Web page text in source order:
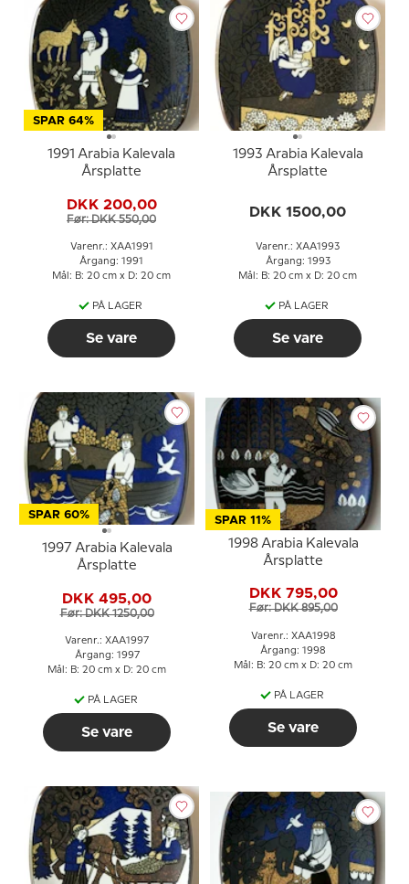
SPAR 64%
1991 Arabia Kalevala
Årsplatte
DKK 200,00
Før: DKK 550,00
Varenr.: XAA1991
Årgang: 1991
Mål: B: 20 cm x D: 20 cm
PÅ LAGER
Se vare
1993 Arabia Kalevala
Årsplatte
DKK 1500,00
Varenr.: XAA1993
Årgang: 1993
Mål: B: 20 cm x D: 20 cm
PÅ LAGER
Se vare
SPAR 60%
1997 Arabia Kalevala
Årsplatte
DKK 495,00
Før: DKK 1250,00
Varenr.: XAA1997
Årgang: 1997
Mål: B: 20 cm x D: 20 cm
PÅ LAGER
Se vare
SPAR 11%
1998 Arabia Kalevala
Årsplatte
DKK 795,00
Før: DKK 895,00
Varenr.: XAA1998
Årgang: 1998
Mål: B: 20 cm x D: 20 cm
PÅ LAGER
Se vare